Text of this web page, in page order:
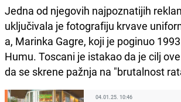
Jedna od njegovih najpoznatijih
uključivala je fotografiju krvave
a, Marinka Gagre, koji je poginuo
Humu. Toscani je istakao da je cilj
da se skrene pažnja na "brutalnost
04.01.25. 10:46